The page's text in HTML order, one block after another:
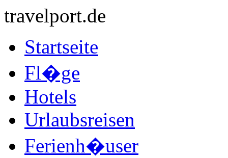
travelport.de
Startseite
Fl�ge
Hotels
Urlaubsreisen
Ferienh�user